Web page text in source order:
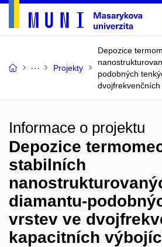
Projekty
Depozice
podobných
Informace o projektu
Depozice
stabilních
diamantu-
vrstev ve
kapacitních